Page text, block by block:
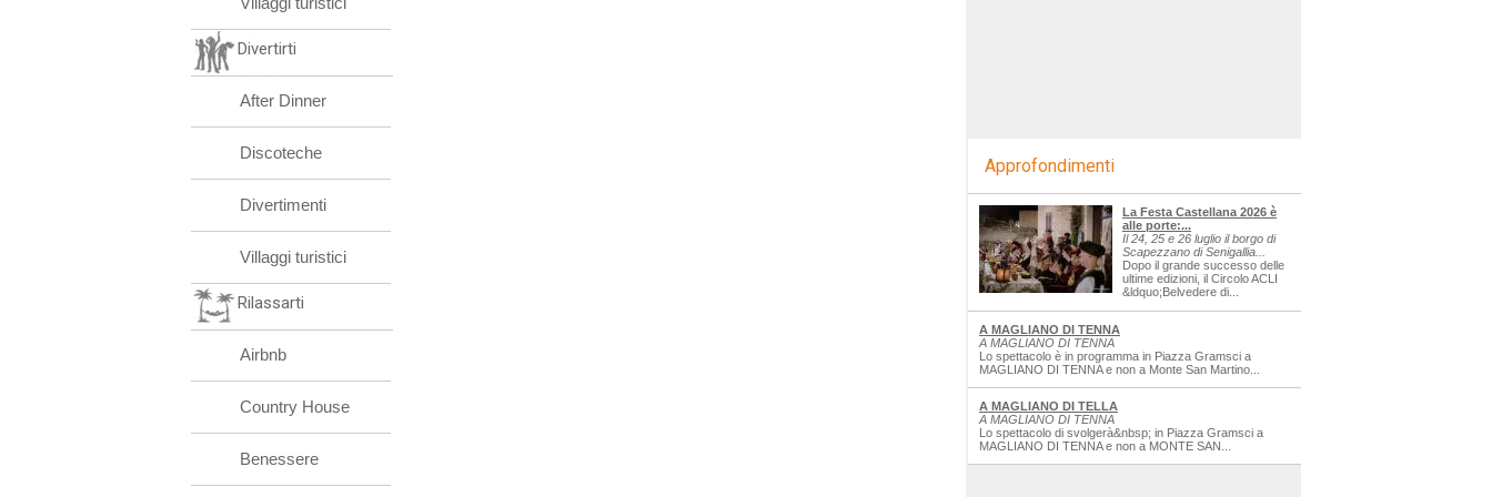
Divertirti
After Dinner
Discoteche
Divertimenti
Villaggi turistici
Rilassarti
Airbnb
Country House
Benessere
Approfondimenti
La Festa Castellana 2026 è
alle porte:...
Il 24, 25 e 26 luglio il borgo di
Scapezzano di Senigallia...
Dopo il grande successo delle
ultime edizioni, il Circolo ACLI
&ldquo;Belvedere di...
A MAGLIANO DI TENNA
A MAGLIANO DI TENNA
Lo spettacolo è in programma in Piazza Gramsci a
MAGLIANO DI TENNA e non a Monte San Martino...
A MAGLIANO DI TELLA
A MAGLIANO DI TENNA
Lo spettacolo di svolgerà&nbsp; in Piazza Gramsci a
MAGLIANO DI TENNA e non a MONTE SAN...